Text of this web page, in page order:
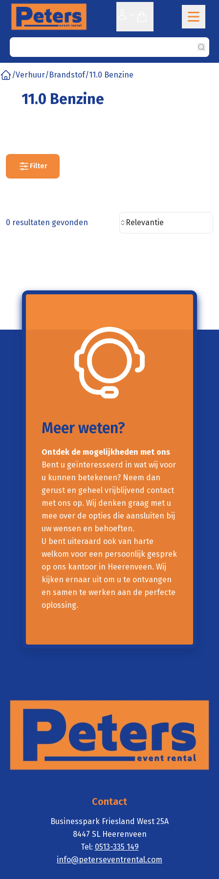
/Verhuur/Brandstof/11.0 Benzine
11.0 Benzine
Filter
0 resultaten gevonden Relevantie
Meer weten?
Ontdek de mogelijkheden met ons
Bent u geïnteresseerd in wat wij voor
u kunnen betekenen? Neem dan
gerust en geheel vrijblijvend contact
met ons op. Wij denken graag met u
mee over de opties die aansluiten bij
uw wensen en behoeften.
U bent uiteraard ook van harte
welkom voor een persoonlijk gesprek
op ons kantoor in Heerenveen. Wij
kijken ernaar uit om u te ontvangen
en samen te werken aan de perfecte
oplossing.
Contact
Businesspark Friesland West 25A
8447 SL Heerenveen
Tel: 0513-335 149
info@peterseventrental.com